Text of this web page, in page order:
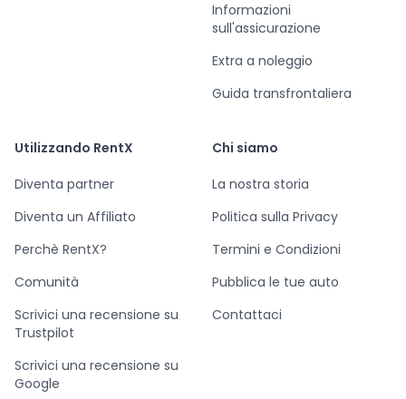
Informazioni
sull'assicurazione
Extra a noleggio
Guida transfrontaliera
Utilizzando RentX
Diventa partner
Diventa un Affiliato
Perchè RentX?
Comunità
Scrivici una recensione su
Trustpilot
Scrivici una recensione su
Google
Chi siamo
La nostra storia
Politica sulla Privacy
Termini e Condizioni
Pubblica le tue auto
Contattaci